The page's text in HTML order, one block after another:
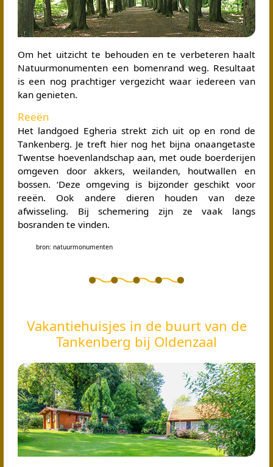
Om het uitzicht te behouden en te verbeteren haalt
Natuurmonumenten een bomenrand weg. Resultaat
is een nog prachtiger vergezicht waar iedereen van
kan genieten.
Reeën
Het landgoed Egheria strekt zich uit op en rond de
Tankenberg. Je treft hier nog het bijna onaangetaste
Twentse hoevenlandschap aan, met oude boerderijen
omgeven door akkers, weilanden, houtwallen en
bossen. ‘Deze omgeving is bijzonder geschikt voor
reeën. Ook andere dieren houden van deze
afwisseling. Bij schemering zijn ze vaak langs
bosranden te vinden.
bron: natuurmonumenten
Vakantiehuisjes in de buurt van de
Tankenberg bij Oldenzaal